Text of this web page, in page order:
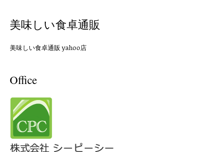
美味しい食卓通販
美味しい食卓通販 yahoo店
Office